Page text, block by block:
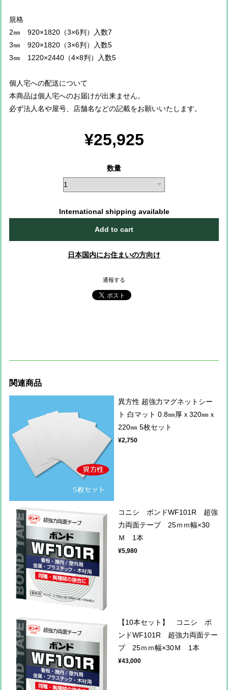
規格
2㎜ 920×1820（3×6判）入数7
3㎜ 920×1820（3×6判）入数5
3㎜ 1220×2440（4×8判）入数5
個人宅への配送について
本商品は個人宅へのお届けが出来ません。
必ず法人名や屋号、店舗名などの記載をお願いいたします。
¥25,925
数量
International shipping available
Add to cart
日本国内にお住まいの方向け
通報する
関連商品
異方性 超強力マグネットシー
ト 白マット 0.8㎜厚ｘ320㎜ｘ
220㎜ 5枚セット
¥2,750
コニシ ボンドWF101R 超強
力両面テープ 25ｍｍ幅×30
Ｍ 1本
¥5,980
【10本セット】 コニシ ボ
ンドWF101R 超強力両面テー
プ 25ｍｍ幅×30Ｍ 1本
¥43,000